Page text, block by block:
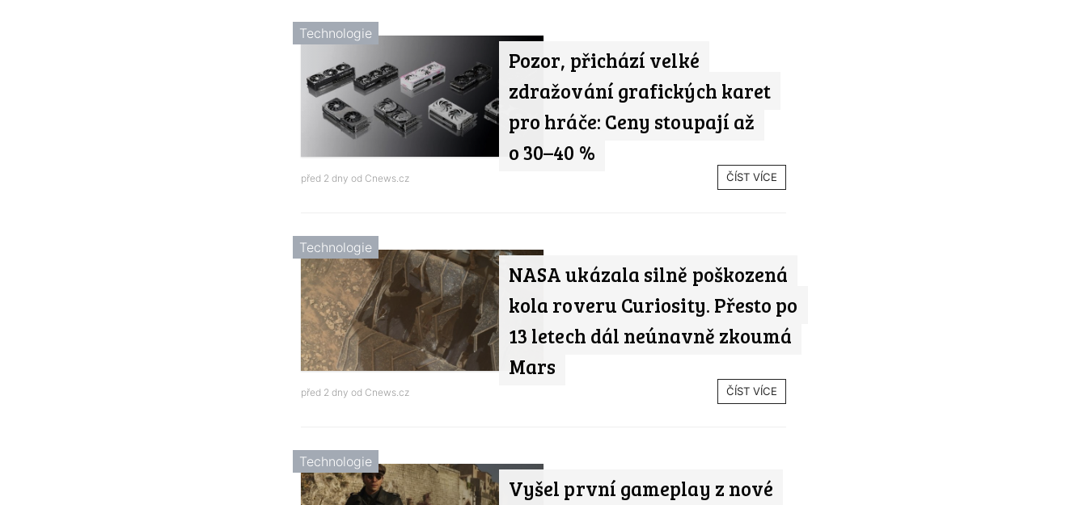
Pozor, přichází velké
zdražování grafických karet
pro hráče: Ceny stoupají až
o 30–40 %
Technologie
před 2 dny od Cnews.cz ČÍST VÍCE
NASA ukázala silně poškozená
kola roveru Curiosity. Přesto po
13 letech dál neúnavně zkoumá
Mars
Technologie
před 2 dny od Cnews.cz ČÍST VÍCE
Vyšel první gameplay z nové
Technologie